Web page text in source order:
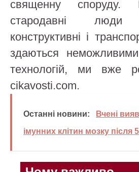
священну
стародавні люди
конструктивні і
здаються
технологій, ми вже
cikavosti.com.
Останні новини:
Вчені
імунних клітин мозку після